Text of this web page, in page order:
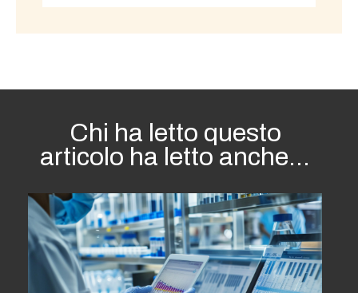
Chi ha letto questo
articolo ha letto anche...